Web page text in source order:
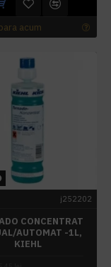
acum
j252202
CONCENTRAT
AUTOMAT -1L,
KIEHL